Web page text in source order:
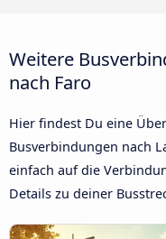
Weitere
nach Faro
Hier findest Du eine
Busverbindungen nach
einfach auf die
Details zu deiner